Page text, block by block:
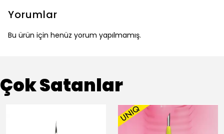
Yorumlar
Bu ürün için henüz yorum yapılmamış.
Çok Satanlar